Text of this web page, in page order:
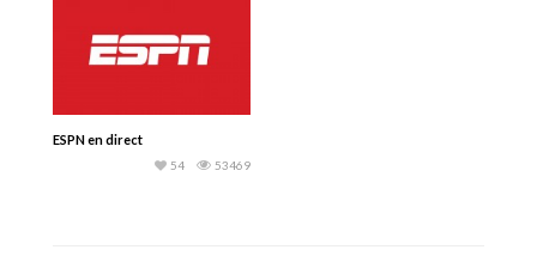
ESPN en direct
53469
54